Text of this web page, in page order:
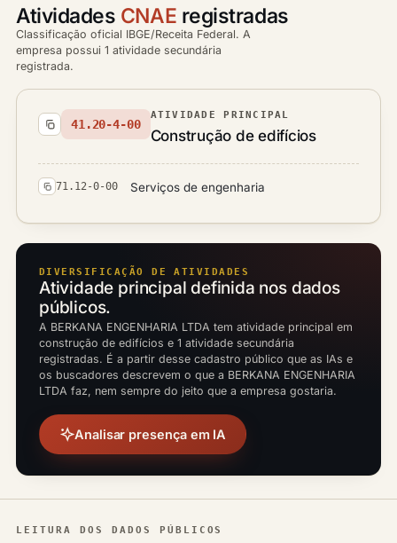
Atividades CNAE registradas
Classificação oficial IBGE/Receita Federal. A
empresa possui 1 atividade secundária
registrada.
41.20-4-00
ATIVIDADE PRINCIPAL
Construção de edifícios
71.12-0-00 Serviços de engenharia
DIVERSIFICAÇÃO DE ATIVIDADES
Atividade principal definida nos dados
públicos.
A BERKANA ENGENHARIA LTDA tem atividade principal em
construção de edifícios e 1 atividade secundária
registradas. É a partir desse cadastro público que as IAs e
os buscadores descrevem o que a BERKANA ENGENHARIA
LTDA faz, nem sempre do jeito que a empresa gostaria.
Analisar presença em IA
LEITURA DOS DADOS PÚBLICOS